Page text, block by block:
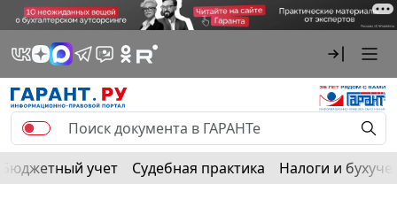
Бюджетный учет Судебная практика Налоги и